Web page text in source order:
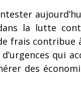
la lutte
frais
qui
des